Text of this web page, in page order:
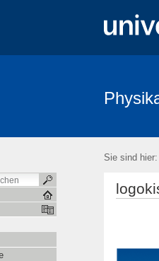
Sie sind hier: